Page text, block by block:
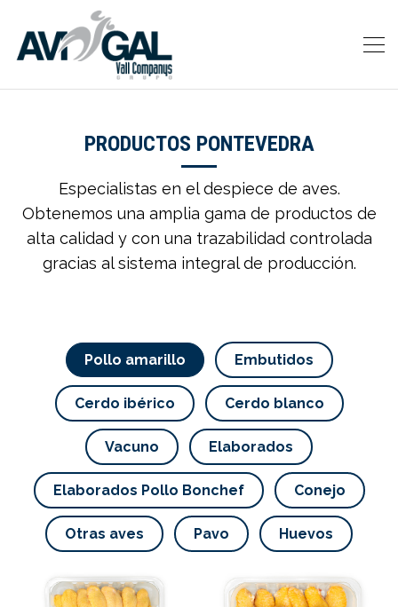
PRODUCTOS PONTEVEDRA
Especialistas en el despiece de aves.
Obtenemos una amplia gama de productos de
alta calidad y con una trazabilidad controlada
gracias al sistema integral de producción.
Pollo amarillo Embutidos
Cerdo ibérico Cerdo blanco
Vacuno Elaborados
Elaborados Pollo Bonchef Conejo
Otras aves Pavo Huevos